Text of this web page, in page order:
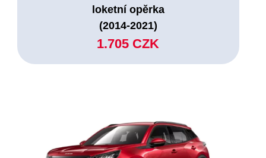
loketní opěrka
(2014-2021)
1.705 CZK